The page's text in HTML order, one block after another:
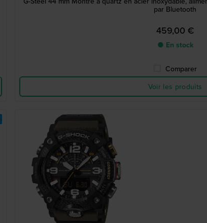
par Bluetooth
459,00 €
● En stock
Comparer
Voir les produits